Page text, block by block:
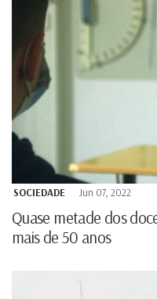
SOCIEDADE Jun 07, 2022
Quase metade dos
mais de 50 anos